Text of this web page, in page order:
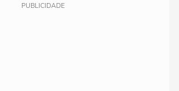
PUBLICIDADE